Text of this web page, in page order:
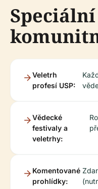
Veletrh
profesí USP:
Vědecké
festivaly a
veletrhy:
Komentované
prohlídky: